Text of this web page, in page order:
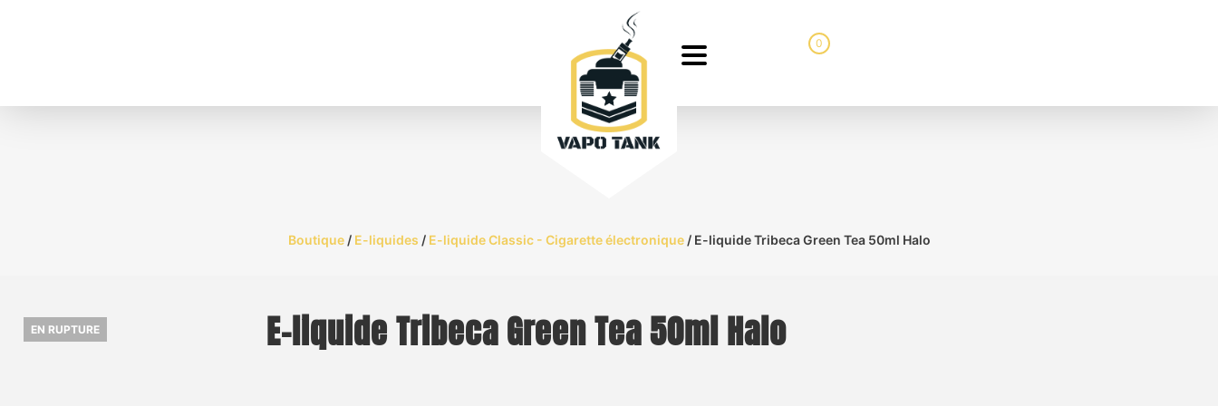
0
Boutique/ E-liquides / E-liquide Classic - Cigarette électronique/ E-liquide Tribeca Green Tea 50ml Halo
E-liquide Tribeca Green Tea 50ml Halo
EN RUPTURE